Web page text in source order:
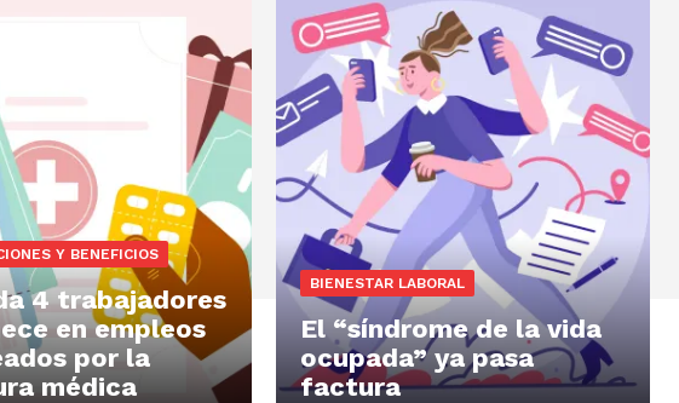
Y BENEFICIOS
4 trabajadores
en empleos
por la
médica
BIENESTAR LABORAL
El “síndrome de la vida
ocupada” ya pasa
factura